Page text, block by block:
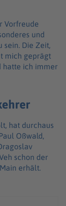
Vorfreude
und
sein. Die Zeit,
mich geprägt
hatte ich immer
hat durchaus
Oßwald,
schon der
erhält.